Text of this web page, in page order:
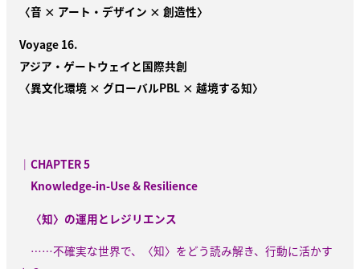
〈音 × アート・デザイン × 創造性〉
Voyage 16.
アジア・ゲートウェイと国際共創
〈異文化環境 × グローバルPBL × 越境する知〉
｜CHAPTER 5
Knowledge-in-Use & Resilience
〈知〉の運用とレジリエンス
……不確実な世界で、〈知〉をどう読み解き、行動に活かす